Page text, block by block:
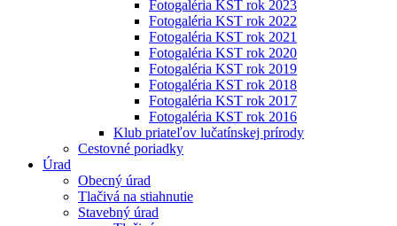
Fotogaléria KST rok 2023
Fotogaléria KST rok 2022
Fotogaléria KST rok 2021
Fotogaléria KST rok 2020
Fotogaléria KST rok 2019
Fotogaléria KST rok 2018
Fotogaléria KST rok 2017
Fotogaléria KST rok 2016
Klub priateľov lučatínskej prírody
Cestovné poriadky
Úrad
Obecný úrad
Tlačivá na stiahnutie
Stavebný úrad